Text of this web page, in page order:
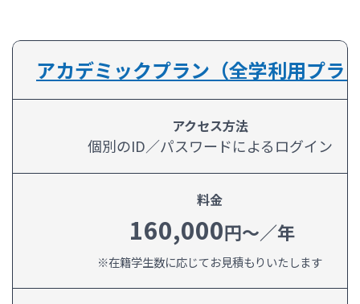
アカデミックプラン（全学利用プラ
アクセス方法
個別のID／パスワードによるログイン
料金
160,000円～／年
※在籍学生数に応じてお見積もりいたします